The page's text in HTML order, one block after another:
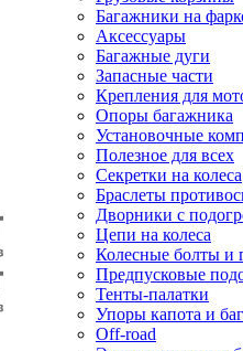
Багажники на
Аксессуары
Багажные дуги
Запасные части
Крепления для
Опоры багажника
Установочные
Полезное для всех
Секретки на колеса
Браслеты
Дворники с
Цепи на колеса
Колесные болты и
Предпусковые
Тенты-палатки
Упоры капота и
Off-road